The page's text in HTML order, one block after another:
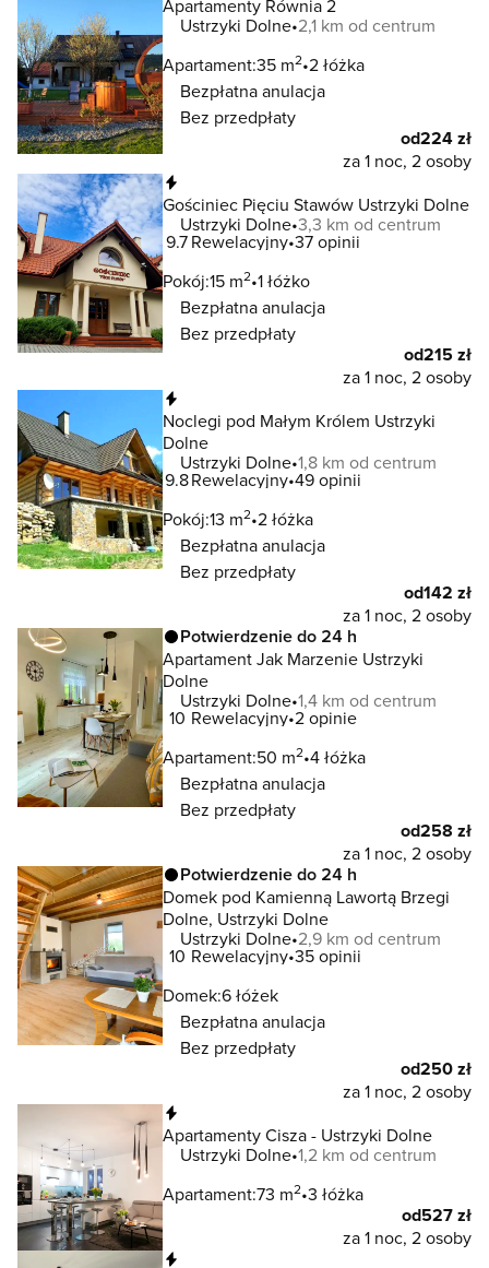
Apartamenty Równia 2
Ustrzyki Dolne 2,1 km od centrum
Apartament:35 m2 2 łóżka
Bezpłatna anulacja
Bez przedpłaty
od224 zł
za 1 noc, 2 osoby
Gościniec Pięciu Stawów Ustrzyki Dolne
Ustrzyki Dolne 3,3 km od centrum
9.7Rewelacyjny 37 opinii
Pokój:15 m2 1 łóżko
Bezpłatna anulacja
Bez przedpłaty
od215 zł
za 1 noc, 2 osoby
Noclegi pod Małym Królem Ustrzyki
Dolne
Ustrzyki Dolne 1,8 km od centrum
9.8Rewelacyjny 49 opinii
Pokój:13 m2 2 łóżka
Bezpłatna anulacja
Bez przedpłaty
od142 zł
za 1 noc, 2 osoby
Potwierdzenie do 24 h
Apartament Jak Marzenie Ustrzyki
Dolne
Ustrzyki Dolne 1,4 km od centrum
10 Rewelacyjny 2 opinie
Apartament:50 m2 4 łóżka
Bezpłatna anulacja
Bez przedpłaty
od258 zł
za 1 noc, 2 osoby
Potwierdzenie do 24 h
Domek pod Kamienną Lawortą Brzegi
Dolne, Ustrzyki Dolne
Ustrzyki Dolne 2,9 km od centrum
10 Rewelacyjny 35 opinii
Domek:6 łóżek
Bezpłatna anulacja
Bez przedpłaty
od250 zł
za 1 noc, 2 osoby
Apartamenty Cisza - Ustrzyki Dolne
Ustrzyki Dolne 1,2 km od centrum
Apartament:73 m2 3 łóżka
od527 zł
za 1 noc, 2 osoby